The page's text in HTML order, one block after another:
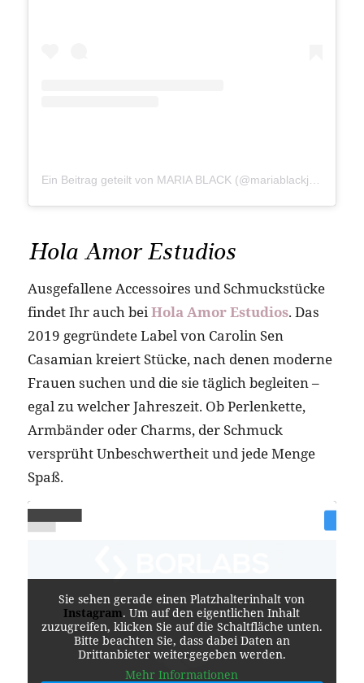
Ein Beitrag geteilt von MARIA BLACK (@mariablackjewellery)
Hola Amor Estudios
Ausgefallene Accessoires und Schmuckstücke
findet Ihr auch beiHola Amor Estudios. Das
2019 gegründete Label von Carolin Sen
Casamian kreiert Stücke, nach denen moderne
Frauen suchen und die sie täglich begleiten –
egal zu welcher Jahreszeit. Ob Perlenkette,
Armbänder oder Charms, der Schmuck
versprüht Unbeschwertheit und jede Menge
Spaß.
Sie sehen gerade einen Platzhalterinhalt von
Instagram. Um auf den eigentlichen Inhalt
zuzugreifen, klicken Sie auf die Schaltfläche unten.
Bitte beachten Sie, dass dabei Daten an
Drittanbieter weitergegeben werden.
Mehr Informationen